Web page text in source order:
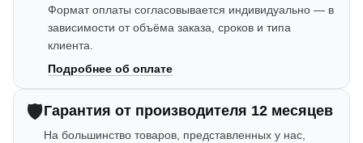
Формат оплаты согласовывается индивидуально — в
зависимости от объёма заказа, сроков и типа
клиента.
Подробнее об оплате
🛡️Гарантия от производителя 12 месяцев
На большинство товаров, представленных у нас,